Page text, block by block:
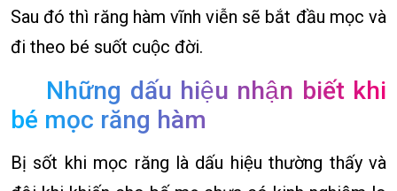
Sau đó thì răng hàm vĩnh viễn sẽ bắt đầu mọc và
đi theo bé suốt cuộc đời.
Những dấu hiệu nhận biết khi
bé mọc răng hàm
Bị sốt khi mọc răng là dấu hiệu thường thấy và